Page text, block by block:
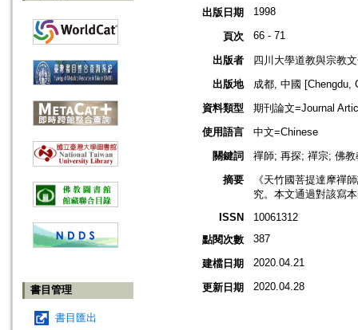
書目管理
書目匯出
出版日期 1998
頁次 66 - 71
出版者
四川大學道教與宗教
出版地
成都, 中國 [Chengdu,
資料類型
期刊論文=Journal
使用語言
中文=Chinese
關鍵詞
禪師; 再探; 禪宗; 佛
摘要
《天竹國菩提達摩禪
究。本文通過對該寫
ISSN
10061312
點閱次數
387
建檔日期 2020.04.21
更新日期 2020.04.28